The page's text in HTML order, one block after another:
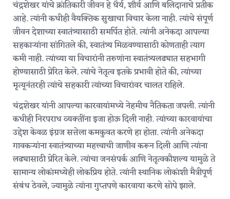
चंद्रशेखर यांचे क्रांतिकारी जीवन हे धैर्य, शौर्य आणि बलिदानाचे प्रतीक
आहे. त्यांनी कधीही वैयक्तिक सुखाचा विचार केला नाही. त्यांचे संपूर्ण
जीवन देशाच्या स्वातंत्र्यासाठी समर्पित होते. त्यांनी अनेकदा आपल्या
सहकाऱ्यांना सांगितले की, स्वातंत्र्य मिळवण्यासाठी कोणताही त्याग
कमी नाही. त्यांच्या या विचारांनी तरुणांना स्वातंत्र्यलढ्यात सहभागी
होण्यासाठी प्रेरित केले. त्यांचे नेतृत्व इतके प्रभावी होते की, त्यांच्या
मृत्यूनंतरही त्यांचे सहकारी त्यांच्या विचारांवर चालत राहिले.
चंद्रशेखर यांनी आपल्या कारवायांमध्ये नेहमीच नैतिकता जपली. त्यांनी
कधीही निरपराध व्यक्तींना इजा होऊ दिली नाही. त्यांच्या कारवायांचा
उद्देश केवळ इंग्रज सत्तेला कमकुवत करणे हा होता. त्यांनी अनेकदा
गावकऱ्यांना स्वातंत्र्याच्या महत्त्वाची जाणीव करून दिली आणि त्यांना
लढ्यासाठी प्रेरित केले. त्यांचा जनसंपर्क आणि नेतृत्वकौशल्य यामुळे ते
सामान्य लोकांमध्येही लोकप्रिय होते. त्यांनी स्थानिक लोकांशी मैत्रीपूर्ण
संबंध ठेवले, ज्यामुळे त्यांना गुप्तपणे कारवाया करणे सोपे झाले.